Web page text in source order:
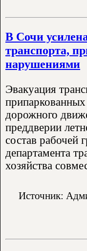
В Сочи
транспорта,
нарушениями
Эвакуация
дорожного
преддверии
состав рабочей
департамента
хозяйства
Источник: